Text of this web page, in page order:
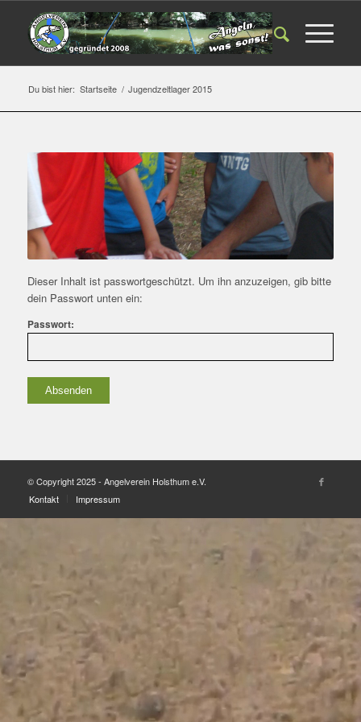
Du bist hier: Startseite / Jugendzeltlager 2015
Dieser Inhalt ist passwortgeschützt. Um ihn anzuzeigen, gib bitte
dein Passwort unten ein:
Passwort:
© Copyright 2025 - Angelverein Holsthum e.V.
Kontakt
Impressum